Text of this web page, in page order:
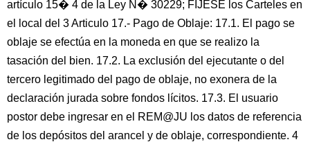
artículo 15� 4 de la Ley N� 30229; FÍJESE los Carteles en
el local del 3 Articulo 17.- Pago de Oblaje: 17.1. El pago se
oblaje se efectúa en la moneda en que se realizo la
tasación del bien. 17.2. La exclusión del ejecutante o del
tercero legitimado del pago de oblaje, no exonera de la
declaración jurada sobre fondos lícitos. 17.3. El usuario
postor debe ingresar en el REM@JU los datos de referencia
de los depósitos del arancel y de oblaje, correspondiente. 4